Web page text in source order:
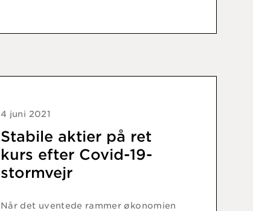
4 juni 2021
Stabile aktier på ret
kurs efter Covid-19-
stormvejr
Når det uventede rammer økonomien